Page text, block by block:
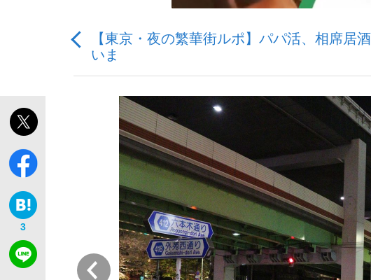
「敗因分析は一切聞かれなかった」侍ジャパン選手が証
キングの誕生を、目撃せよ。
the Style
【東京・夜の繁華街ルポ】パパ活、相席居
いま
3
前